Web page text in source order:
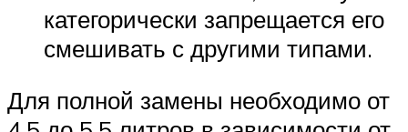
категорически запрещается его
смешивать с другими типами.
Для полной замены необходимо от